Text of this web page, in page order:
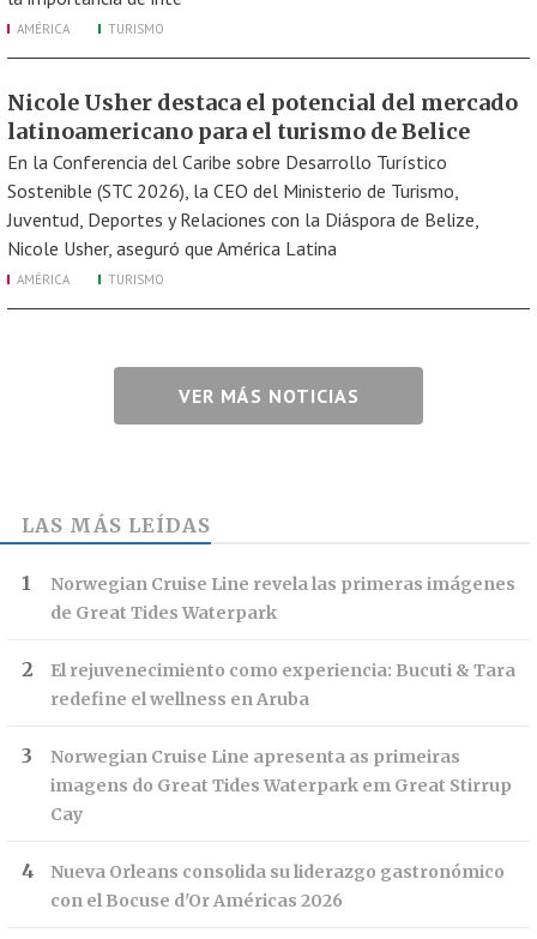
AMÉRICA TURISMO
Nicole Usher destaca el potencial del mercado
latinoamericano para el turismo de Belice
En la Conferencia del Caribe sobre Desarrollo Turístico
Sostenible (STC 2026), la CEO del Ministerio de Turismo,
Juventud, Deportes y Relaciones con la Diáspora de Belize,
Nicole Usher, aseguró que América Latina
AMÉRICA TURISMO
VER MÁS NOTICIAS
LAS MÁS LEÍDAS
Norwegian Cruise Line revela las primeras imágenes
de Great Tides Waterpark
El rejuvenecimiento como experiencia: Bucuti & Tara
redefine el wellness en Aruba
Norwegian Cruise Line apresenta as primeiras
imagens do Great Tides Waterpark em Great Stirrup
Cay
Nueva Orleans consolida su liderazgo gastronómico
con el Bocuse d'Or Américas 2026